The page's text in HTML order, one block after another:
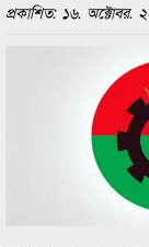
প্রকাশিত: ১৬. অক্টোবর.